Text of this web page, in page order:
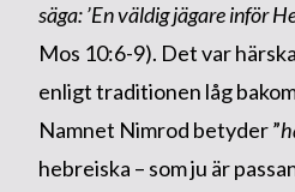
säga: ’En väldig jägare inför
Mos 10:6-9). Det var
enligt traditionen låg
Namnet Nimrod betyder ”
hebreiska – som ju är